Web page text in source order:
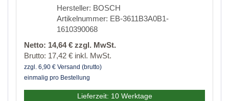
Hersteller: BOSCH
Artikelnummer: EB-3611B3A0B1-
1610390068
Netto: 14,64 € zzgl. MwSt.
Brutto: 17,42 € inkl. MwSt.
zzgl. 6,90 € Versand (brutto)
einmalig pro Bestellung
Lieferzeit: 10 Werktage